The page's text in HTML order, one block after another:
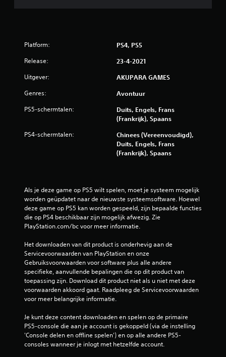
i
6
5
o
d
Platform: PS4, PS5
Release: 23-4-2021
Uitgever: AKUPARA GAMES
Genres: Avontuur
PS5-schermtalen:
Duits, Engels, Frans
(Frankrijk), Spaans
PS4-schermtalen:
Chinees (Vereenvoudigd),
Duits, Engels, Frans
(Frankrijk), Spaans
Als je deze game op PS5 wilt spelen, moet je systeem mogelijk
worden geüpdatet naar de nieuwste systeemsoftware. Hoewel
deze game op PS5 kan worden gespeeld, zijn bepaalde functies
die op PS4 beschikbaar zijn mogelijk afwezig. Zie
PlayStation.com/bc voor meer informatie.
Het downloaden van dit product is onderhevig aan de
Servicevoorwaarden van PlayStation en onze
Gebruiksvoorwaarden voor software plus alle andere
specifieke, aanvullende bepalingen die op dit product van
toepassing zijn. Download dit product niet als u niet met deze
voorwaarden akkoord gaat. Raadpleeg de Servicevoorwaarden
voor meer belangrijke informatie.
Je kunt deze content downloaden en spelen op de primaire
PS5-console die aan je account is gekoppeld (via de instelling
'Console delen en offline spelen') en op alle andere PS5-
consoles wanneer je inlogt met hetzelfde account.